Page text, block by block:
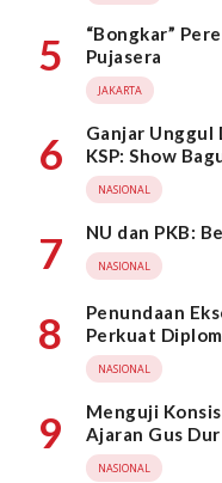
5
“Bongkar”
Pujasera
JAKARTA
6
Ganjar Unggul
KSP: Show
NASIONAL
7 NU dan PKB:
NASIONAL
8
Penundaan
Perkuat
NASIONAL
9
Menguji
Ajaran Gus Dur
NASIONAL